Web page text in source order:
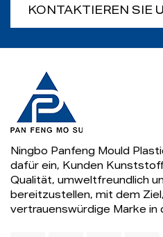
KONTAKTIEREN SIE
Ningbo Panfeng Mould
dafür ein, Kunden
Qualität, umweltfreundlich
bereitzustellen, mit dem
vertrauenswürdige Marke in